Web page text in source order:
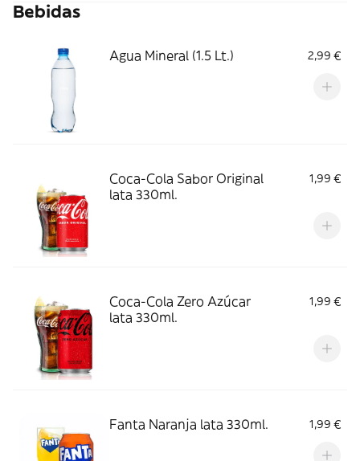
Bebidas
Agua Mineral (1.5 Lt.) 2,99 €
Coca-Cola Sabor Original
lata 330ml.
1,99 €
Coca-Cola Zero Azúcar
lata 330ml.
1,99 €
Fanta Naranja lata 330ml. 1,99 €